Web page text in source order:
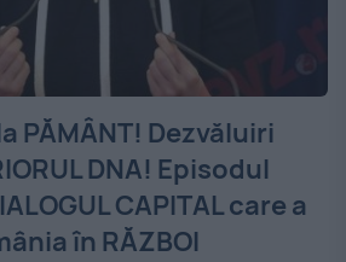
PĂMÂNT! Dezvăluiri
DNA! Episodul
CAPITAL care a
în RĂZBOI